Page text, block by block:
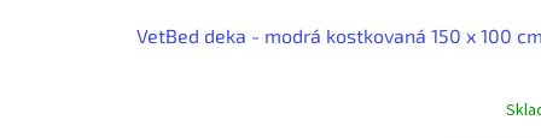
VetBed deka - modrá kostkovaná 150 x 100 cm